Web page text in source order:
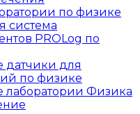
по физике
система
PROLog по
датчики для
по физике
лаборатории Физика